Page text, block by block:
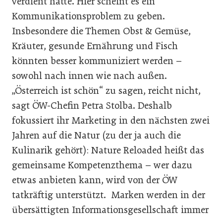
Kommunikationsproblem zu geben.
Insbesondere die Themen Obst & Gemüse,
Kräuter, gesunde Ernährung und Fisch
könnten besser kommuniziert werden –
sowohl nach innen wie nach außen.
„Österreich ist schön“ zu sagen, reicht nicht,
sagt ÖW-Chefin Petra Stolba. Deshalb
fokussiert ihr Marketing in den nächsten zwei
Jahren auf die Natur (zu der ja auch die
Kulinarik gehört): Nature Reloaded heißt das
gemeinsame Kompetenzthema – wer dazu
etwas anbieten kann, wird von der ÖW
tatkräftig unterstützt. Marken werden in der
übersättigten Informationsgesellschaft immer